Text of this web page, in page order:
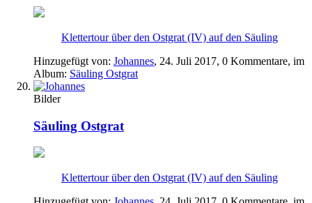
Klettertour über den Ostgrat (IV) auf den Säuling
Hinzugefügt von: Johannes, 24. Juli 2017, 0 Kommentare, im
Album: Säuling Ostgrat
Bilder
Säuling Ostgrat
Klettertour über den Ostgrat (IV) auf den Säuling